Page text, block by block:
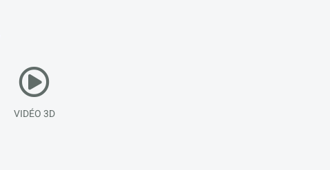
VIDÉO 3D